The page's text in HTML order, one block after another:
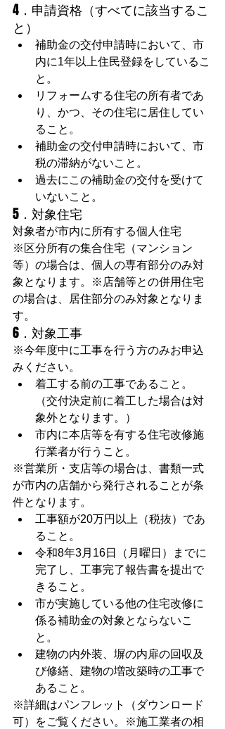
4．申請資格（すべてに該当するこ
と）
補助金の交付申請時において、市
内に1年以上住民登録をしているこ
と。
リフォームする住宅の所有者であ
り、かつ、その住宅に居住してい
ること。
補助金の交付申請時において、市
税の滞納がないこと。
過去にこの補助金の交付を受けて
いないこと。
5．対象住宅
対象者が市内に所有する個人住宅
※区分所有の集合住宅（マンション
等）の場合は、個人の専有部分のみ対
象となります。※店舗等との併用住宅
の場合は、居住部分のみ対象となりま
す。
6．対象工事
※今年度中に工事を行う方のみお申込
みください。
着工する前の工事であること。
（交付決定前に着工した場合は対
象外となります。）
市内に本店等を有する住宅改修施
行業者が行うこと。
※営業所・支店等の場合は、書類一式
が市内の店舗から発行されることが条
件となります。
工事額が20万円以上（税抜）であ
ること。
令和8年3月16日（月曜日）までに
完了し、工事完了報告書を提出で
きること。
市が実施している他の住宅改修に
係る補助金の対象とならないこ
と。
建物の内外装、塀の内扉の回収及
び修繕、建物の増改築時の工事で
あること。
※詳細はパンフレット（ダウンロード
可）をご覧ください。※施工業者の相